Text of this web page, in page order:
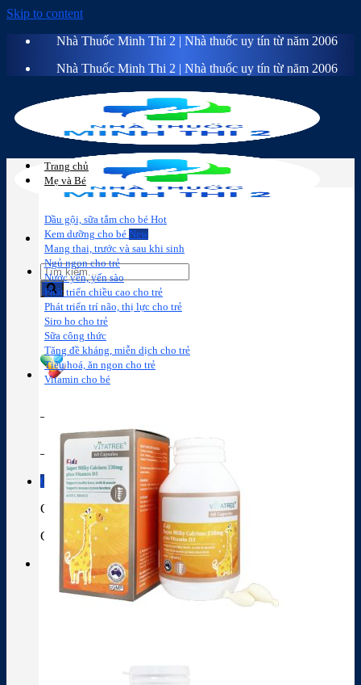
Skip to content
Nhà Thuốc Minh Thi 2 | Nhà thuốc uy tín từ năm 2006
Nhà Thuốc Minh Thi 2 | Nhà thuốc uy tín từ năm 2006
Sữa công
thức
Thành phần thuốc
Giỏ hàng
Giỏ hàng
Chưa có sản phẩm trong giỏ hàng.
Trang chủ
Mẹ và Bé
Dầu gội, sữa tắm cho bé
Kem dưỡng cho bé
Mang thai, trước và sau khi sinh
Ngủ ngon cho trẻ
Nước yến, yến sào
Phát triển chiều cao cho trẻ
Phát triển trí não, thị lực cho trẻ
Siro ho cho trẻ
Sữa công thức
Tăng đề kháng, miễn dịch cho trẻ
Tiêu hoá, ăn ngon cho trẻ
Vitamin cho bé